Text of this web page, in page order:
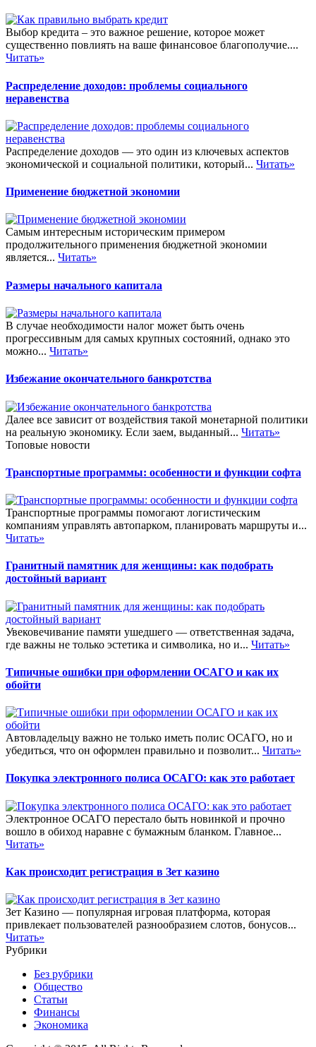
Выбор кредита – это важное решение, которое может
существенно повлиять на ваше финансовое благополучие....
Читать»
Распределение доходов: проблемы социального
неравенства
Распределение доходов — это один из ключевых аспектов
экономической и социальной политики, который... Читать»
Применение бюджетной экономии
Самым интересным историческим примером
продолжительного применения бюджетной экономии
является... Читать»
Размеры начального капитала
В случае необходимости налог может быть очень
прогрессивным для самых крупных состояний, однако это
можно... Читать»
Избежание окончательного банкротства
Далее все зависит от воздействия такой монетарной политики
на реальную экономику. Если заем, выданный... Читать»
Топовые новости
Транспортные программы: особенности и функции софта
Транспортные программы помогают логистическим
компаниям управлять автопарком, планировать маршруты и...
Читать»
Гранитный памятник для женщины: как подобрать
достойный вариант
Увековечивание памяти ушедшего — ответственная задача,
где важны не только эстетика и символика, но и... Читать»
Типичные ошибки при оформлении ОСАГО и как их
обойти
Автовладельцу важно не только иметь полис ОСАГО, но и
убедиться, что он оформлен правильно и позволит... Читать»
Покупка электронного полиса ОСАГО: как это работает
Электронное ОСАГО перестало быть новинкой и прочно
вошло в обиход наравне с бумажным бланком. Главное...
Читать»
Как происходит регистрация в Зет казино
Зет Казино — популярная игровая платформа, которая
привлекает пользователей разнообразием слотов, бонусов...
Читать»
Рубрики
Без рубрики
Общество
Статьи
Финансы
Экономика